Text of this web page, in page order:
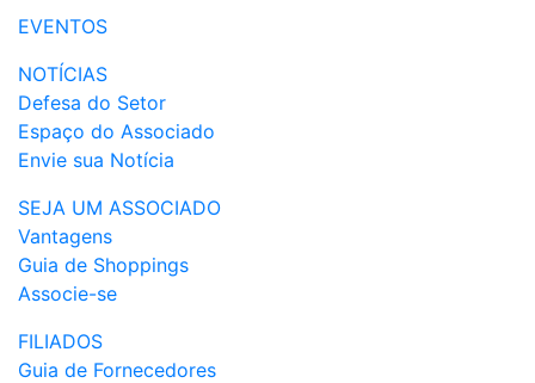
EVENTOS
NOTÍCIAS
Defesa do Setor
Espaço do Associado
Envie sua Notícia
SEJA UM ASSOCIADO
Vantagens
Guia de Shoppings
Associe-se
FILIADOS
Guia de Fornecedores